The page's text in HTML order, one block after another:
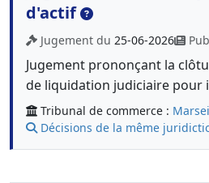
d'actif
Jugement du 25-06-2026
Jugement prononçant la
de liquidation judiciaire pour
Tribunal de commerce :
Décisions de la même